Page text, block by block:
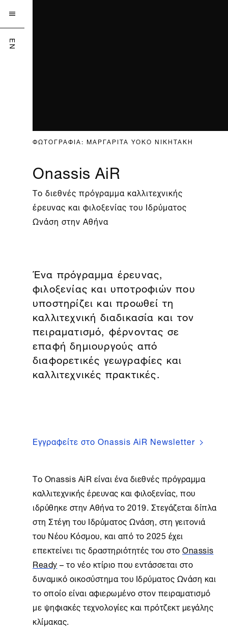

EN
ΦΩΤΟΓΡΑΦΙΑ: ΜΑΡΓΑΡΙΤΑ YOKO ΝΙΚΗΤΑΚΗ
Onassis AiR
Το διεθνές πρόγραμμα καλλιτεχνικής
έρευνας και φιλοξενίας του Ιδρύματος
Ωνάση στην Αθήνα
Ένα πρόγραμμα έρευνας,
φιλοξενίας και υποτροφιών που
υποστηρίζει και προωθεί τη
καλλιτεχνική διαδικασία και τον
πειραματισμό, φέρνοντας σε
επαφή δημιουργούς από
διαφορετικές γεωγραφίες και
καλλιτεχνικές πρακτικές.
Εγγραφείτε στο Onassis AiR Newsletter
ΤοOnassis AiRείναι ένα διεθνές πρόγραμμα
καλλιτεχνικής έρευνας και φιλοξενίας, που
ιδρύθηκε στηνΑθήνατο 2019. Στεγάζεται δίπλα
στη Στέγη του Ιδρύματος Ωνάση, στη γειτονιά
του Νέου Κόσμου, και από το 2025 έχει
επεκτείνει τις δραστηριότητές του στοOnassis
Ready– το νέο κτίριο που εντάσσεται στο
δυναμικό οικοσύστημα του Ιδρύματος Ωνάση και
το οποίο είναι αφιερωμένο στον πειραματισμό
με ψηφιακές τεχνολογίες και πρότζεκτ μεγάλης
κλίμακας.